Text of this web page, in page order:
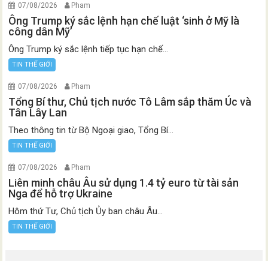
07/08/2026 Pham
Ông Trump ký sắc lệnh hạn chế luật ‘sinh ở Mỹ là
công dân Mỹ’
Ông Trump ký sắc lệnh tiếp tục hạn chế...
TIN THẾ GIỚI
07/08/2026 Pham
Tổng Bí thư, Chủ tịch nước Tô Lâm sắp thăm Úc và
Tân Lây Lan
Theo thông tin từ Bộ Ngoại giao, Tổng Bí...
TIN THẾ GIỚI
07/08/2026 Pham
Liên minh châu Âu sử dụng 1.4 tỷ euro từ tài sản
Nga để hỗ trợ Ukraine
Hôm thứ Tư, Chủ tịch Ủy ban châu Âu...
TIN THẾ GIỚI